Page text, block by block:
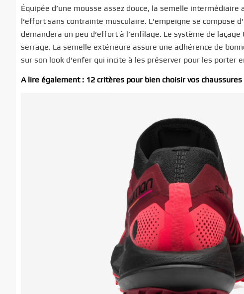
Équipée d’une mousse assez douce, la semelle
l’effort sans contrainte musculaire. L’empeigne se compose
demandera un peu d’effort à l’enfilage. Le système de
serrage. La semelle extérieure assure une adhérence de
sur son look d’enfer qui incite à les préserver pour les porter
A lire également : 12 critères pour bien choisir vos